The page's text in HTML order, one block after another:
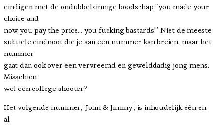
eindigen met de ondubbelzinnige boodschap “you made your
choice and
now you pay the price… you fucking bastards!” Niet de meeste
subtiele eindnoot die je aan een nummer kan breien, maar het
nummer
gaat dan ook over een vervreemd en gewelddadig jong mens.
Misschien
wel een college shooter?
Het volgende nummer, ‘John & Jimmy’, is inhoudelijk één en
al